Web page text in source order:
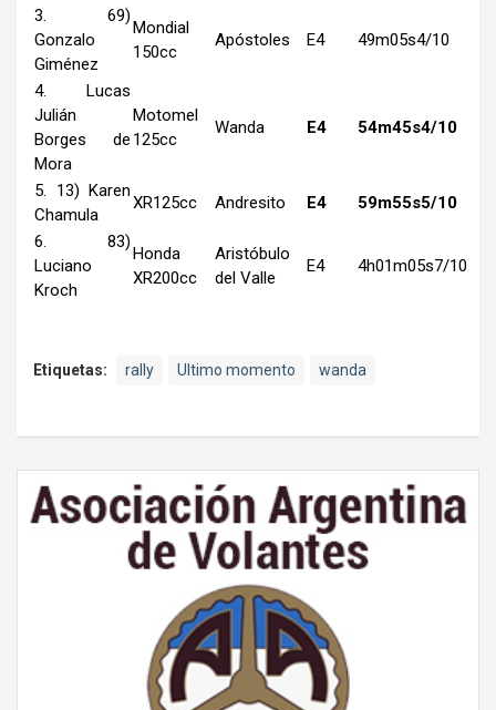
3. 69)
Gonzalo
Giménez
Mondial
150cc
Apóstoles E4 49m05s4/10
4. Lucas
Julián
Borges de
Mora
Motomel
125cc
Wanda E4 54m45s4/10
5. 13) Karen
Chamula
XR125cc Andresito E4
59m55s5/10
6. 83)
Luciano
Kroch
Honda
XR200cc
Aristóbulo
del Valle
E4 4h01m05s7/10
Etiquetas: rally Ultimo momento wanda